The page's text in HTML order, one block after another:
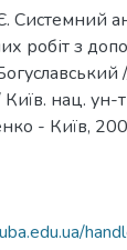
Системний
робіт з
нац. ун-т
- Київ,